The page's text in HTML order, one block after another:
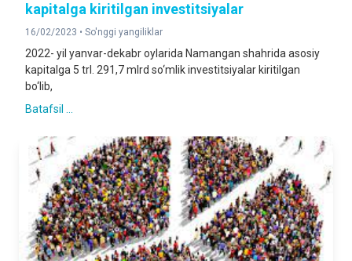
kapitalga kiritilgan investitsiyalar
16/02/2023 • So'nggi yangiliklar
2022- yil yanvar-dekabr oylarida Namangan shahrida asosiy
kapitalga 5 trl. 291,7 mlrd so‘mlik investitsiyalar kiritilgan
bo‘lib,
Batafsil ...